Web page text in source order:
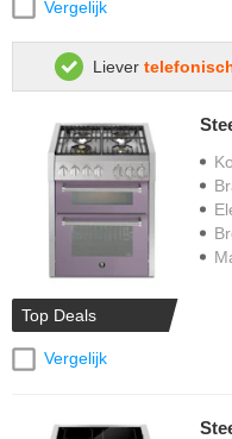
Vergelijk
Liever
Top Deals
Vergelijk